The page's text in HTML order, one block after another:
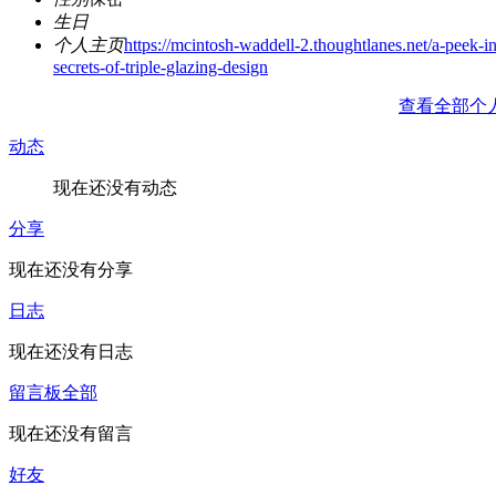
生日
个人主页https://mcintosh-waddell-2.thoughtlanes.net/a-peek-
secrets-of-triple-glazing-design
查看全部个
动态
现在还没有动态
分享
现在还没有分享
日志
现在还没有日志
留言板全部
现在还没有留言
好友